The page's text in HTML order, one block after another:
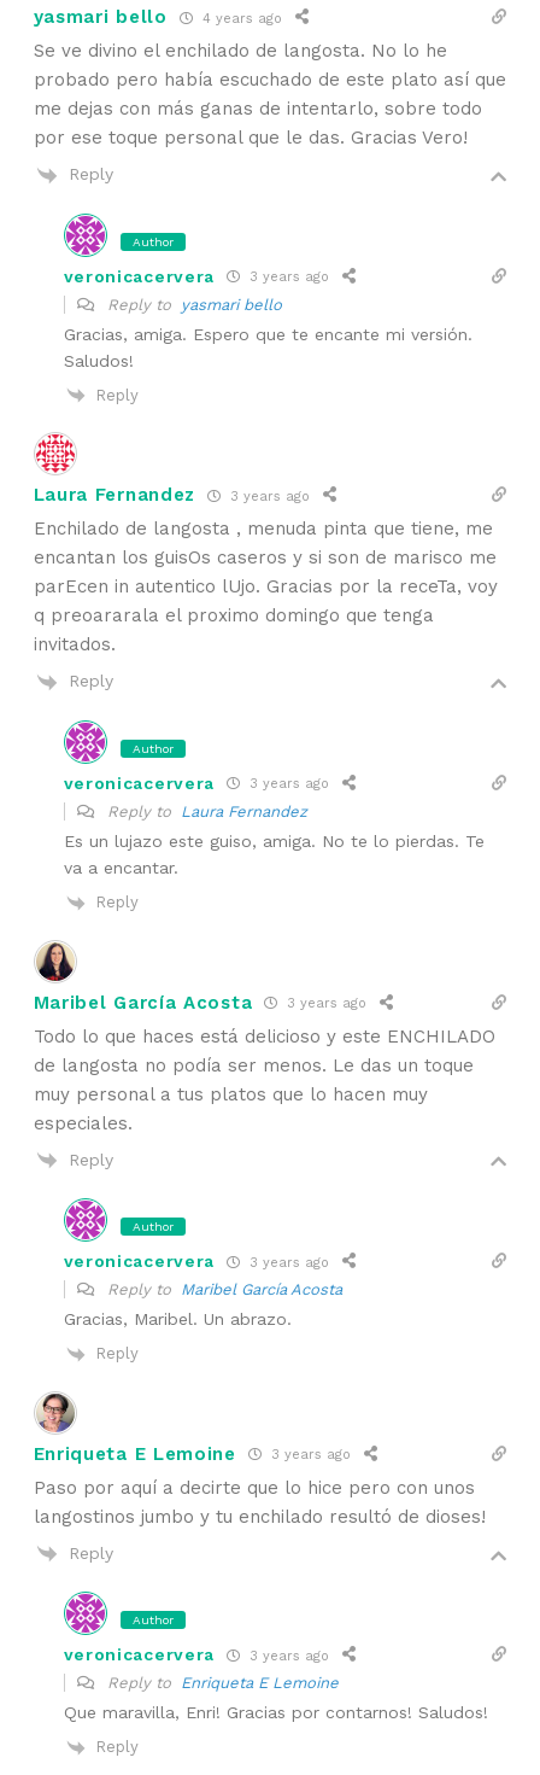
yasmari bello 4 years ago
Se ve divino el enchilado de langosta. No lo he
probado pero había escuchado de este plato así que
me dejas con más ganas de intentarlo, sobre todo
por ese toque personal que le das. Gracias Vero!
Reply
Author
veronicacervera 3 years ago
Reply to yasmari bello
Gracias, amiga. Espero que te encante mi versión.
Saludos!
Reply
Laura Fernandez 3 years ago
Enchilado de langosta , menuda pinta que tiene, me
encantan los guisOs caseros y si son de marisco me
parEcen in autentico lUjo. Gracias por la receTa, voy
q preoararala el proximo domingo que tenga
invitados.
Reply
Author
veronicacervera 3 years ago
Reply to Laura Fernandez
Es un lujazo este guiso, amiga. No te lo pierdas. Te
va a encantar.
Reply
Maribel García Acosta 3 years ago
Todo lo que haces está delicioso y este ENCHILADO
de langosta no podía ser menos. Le das un toque
muy personal a tus platos que lo hacen muy
especiales.
Reply
Author
veronicacervera 3 years ago
Reply to Maribel García Acosta
Gracias, Maribel. Un abrazo.
Reply
Enriqueta E Lemoine 3 years ago
Paso por aquí a decirte que lo hice pero con unos
langostinos jumbo y tu enchilado resultó de dioses!
Reply
Author
veronicacervera 3 years ago
Reply to Enriqueta E Lemoine
Que maravilla, Enri! Gracias por contarnos! Saludos!
Reply